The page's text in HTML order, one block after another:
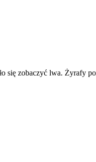
się zobaczyć lwa. Żyrafy